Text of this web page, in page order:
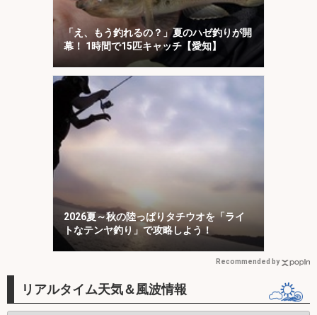
「え、もう釣れるの？」夏のハゼ釣りが開
幕！ 1時間で15匹キャッチ【愛知】
2026夏～秋の陸っぱりタチウオを「ライ
トなテンヤ釣り」で攻略しよう！
Recommended by
リアルタイム天気＆風波情報